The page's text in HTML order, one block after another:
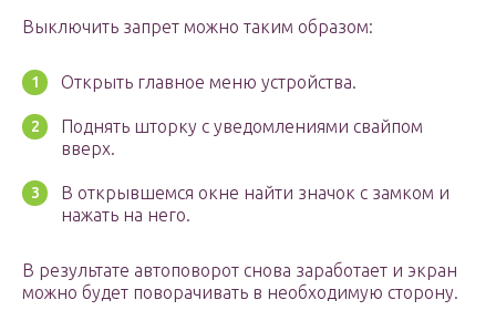
Выключить запрет можно таким образом:
Открыть главное меню устройства.
Поднять шторку с уведомлениями свайпом
вверх.
В открывшемся окне найти значок с замком и
нажать на него.
В результате автоповорот снова заработает и экран
можно будет поворачивать в необходимую сторону.